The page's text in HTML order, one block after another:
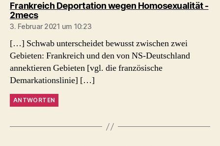
Frankreich Deportation wegen Homosexualität -
2mecssagt:
3. Februar 2021 um 10:23
[…] Schwab unterscheidet bewusst zwischen zwei
Gebieten: Frankreich und den von NS-Deutschland
annektieren Gebieten [vgl. die französische
Demarkationslinie] […]
ANTWORTEN